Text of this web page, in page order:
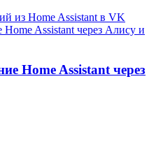
Home Assistant через